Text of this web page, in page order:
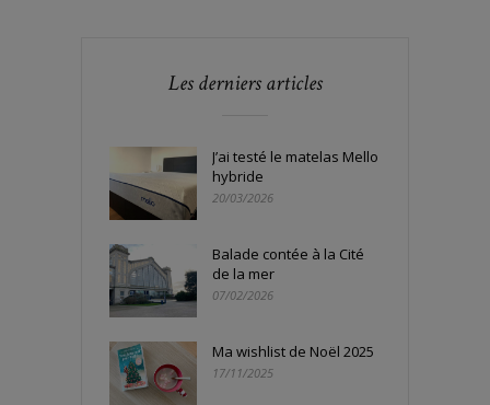
Les derniers articles
J’ai testé le matelas Mello
hybride
20/03/2026
Balade contée à la Cité
de la mer
07/02/2026
Ma wishlist de Noël 2025
17/11/2025